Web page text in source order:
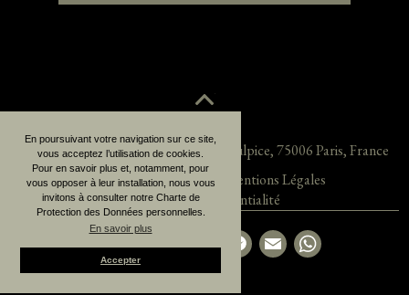
En poursuivant votre navigation sur ce site,
vous acceptez l’utilisation de cookies.
Pour en savoir plus et, notamment, pour
vous opposer à leur installation, nous vous
invitons à consulter notre Charte de
Protection des Données personnelles.
En savoir plus
Accepter
Jane Roberts Fine Arts 38, rue Saint-Sulpice,75006Paris,France
Acquisitions récentes
Mentions Légales
Politique de confidentialité